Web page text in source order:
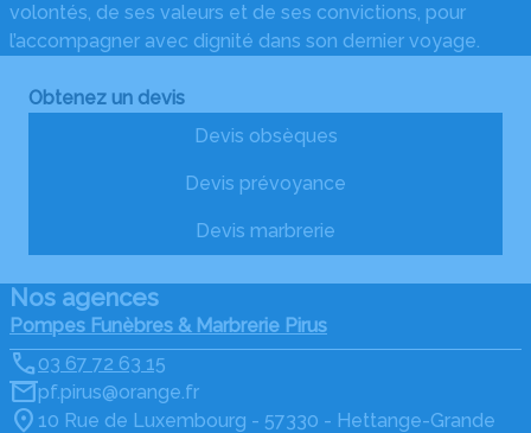
volontés, de ses valeurs et de ses convictions, pour
l’accompagner avec dignité dans son dernier voyage.
Obtenez un devis
Devis obsèques
Devis prévoyance
Devis marbrerie
Nos agences
Pompes Funèbres & Marbrerie Pirus
03 67 72 63 15
pf.pirus@orange.fr
10 Rue de Luxembourg - 57330 - Hettange-Grande